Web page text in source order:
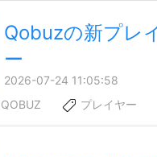
Qobuzの新プレ
ー
2026-07-24 11:05:58
QOBUZ プレイヤー